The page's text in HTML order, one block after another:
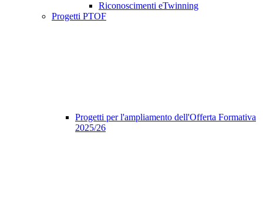
Riconoscimenti eTwinning
Progetti PTOF
Progetti per l'ampliamento dell'Offerta Formativa
2025/26